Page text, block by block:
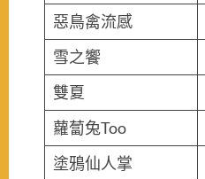
惡鳥禽流感
雪之饗
雙夏
蘿蔔兔Too
塗鴉仙人掌